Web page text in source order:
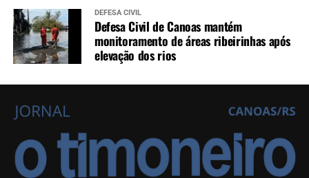
DEFESA CIVIL
Defesa Civil de Canoas mantém
monitoramento de áreas ribeirinhas após
elevação dos rios